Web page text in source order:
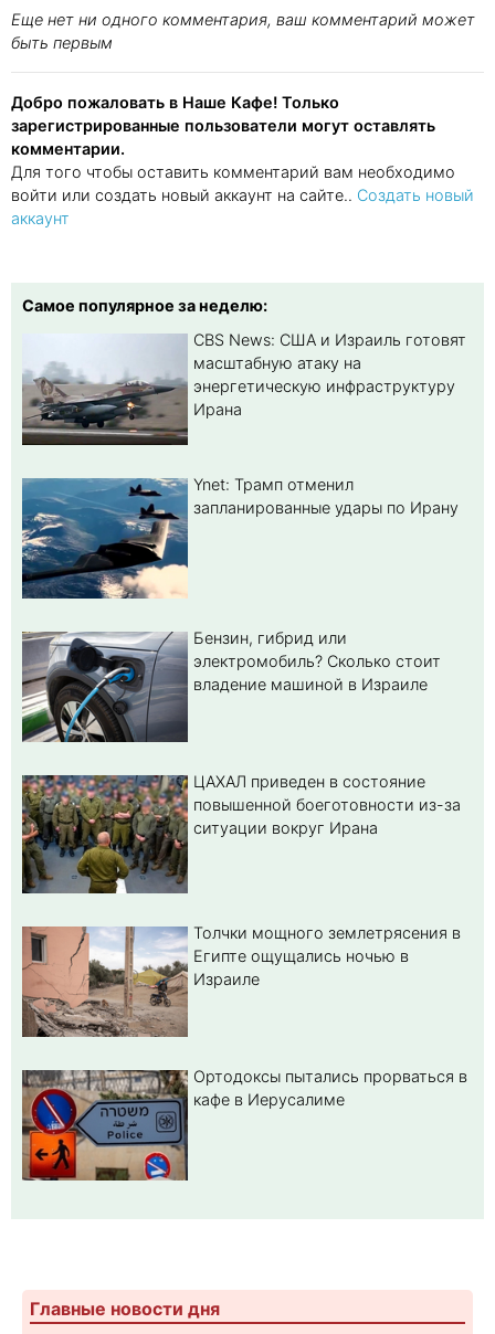
Еще нет ни одного комментария, ваш комментарий может
быть первым
Добро пожаловать в Наше Кафе! Только
зарегистрированные пользователи могут оставлять
комментарии.
Для того чтобы оставить комментарий вам необходимо
войти или создать новый аккаунт на сайте.. Создать новый
аккаунт
Самое популярное за неделю:
CBS News: США и Израиль готовят
масштабную атаку на
энергетическую инфраструктуру
Ирана
Ynet: Трамп отменил
запланированные удары по Ирану
Бензин, гибрид или
электромобиль? Cколько стоит
владение машиной в Израиле
ЦАХАЛ приведен в состояние
повышенной боеготовности из-за
ситуации вокруг Ирана
Толчки мощного землетрясения в
Египте ощущались ночью в
Израиле
Ортодоксы пытались прорваться в
кафе в Иерусалиме
Главные новости дня